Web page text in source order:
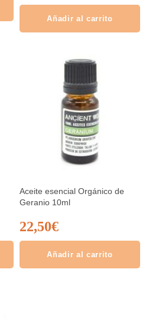
Añadir al carrito
Aceite esencial Orgánico de
Geranio 10ml
22,50€
Añadir al carrito